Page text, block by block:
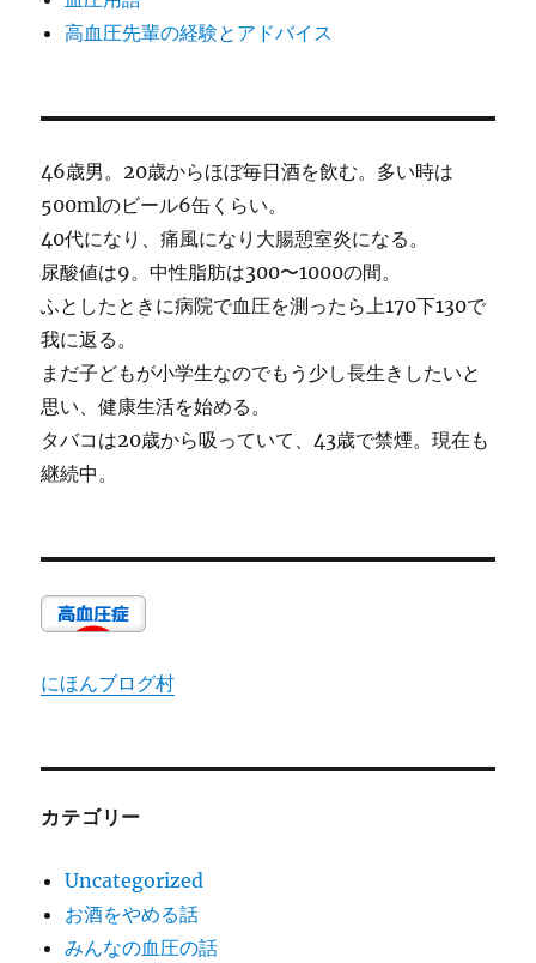
高血圧先輩の経験とアドバイス
46歳男。20歳からほぼ毎日酒を飲む。多い時は
500mlのビール6缶くらい。
40代になり、痛風になり大腸憩室炎になる。
尿酸値は9。中性脂肪は300〜1000の間。
ふとしたときに病院で血圧を測ったら上170下130で
我に返る。
まだ子どもが小学生なのでもう少し長生きしたいと
思い、健康生活を始める。
タバコは20歳から吸っていて、43歳で禁煙。現在も
継続中。
にほんブログ村
カテゴリー
Uncategorized
お酒をやめる話
みんなの血圧の話